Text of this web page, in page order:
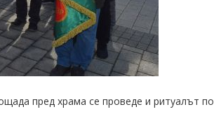
пред храма се проведе и ритуалът по